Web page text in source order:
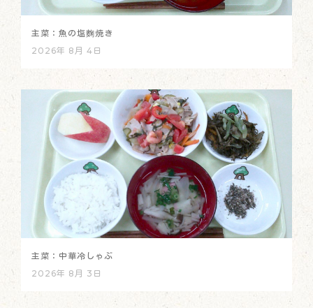
主菜：魚の塩麴焼き
2026年 8月 4日
主菜：中華冷しゃぶ
2026年 8月 3日